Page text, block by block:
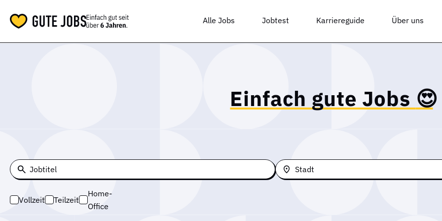
Alle Jobs Jobtest Karriereguide Über uns
Einfach gute Jobs 😍️
Jobtitel
Vollzeit Teilzeit
Home-
Office
Stadt